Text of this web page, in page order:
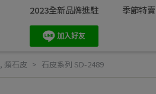
2023全新品牌進駐 季節特賣
, 類石皮 石皮系列 SD-2489